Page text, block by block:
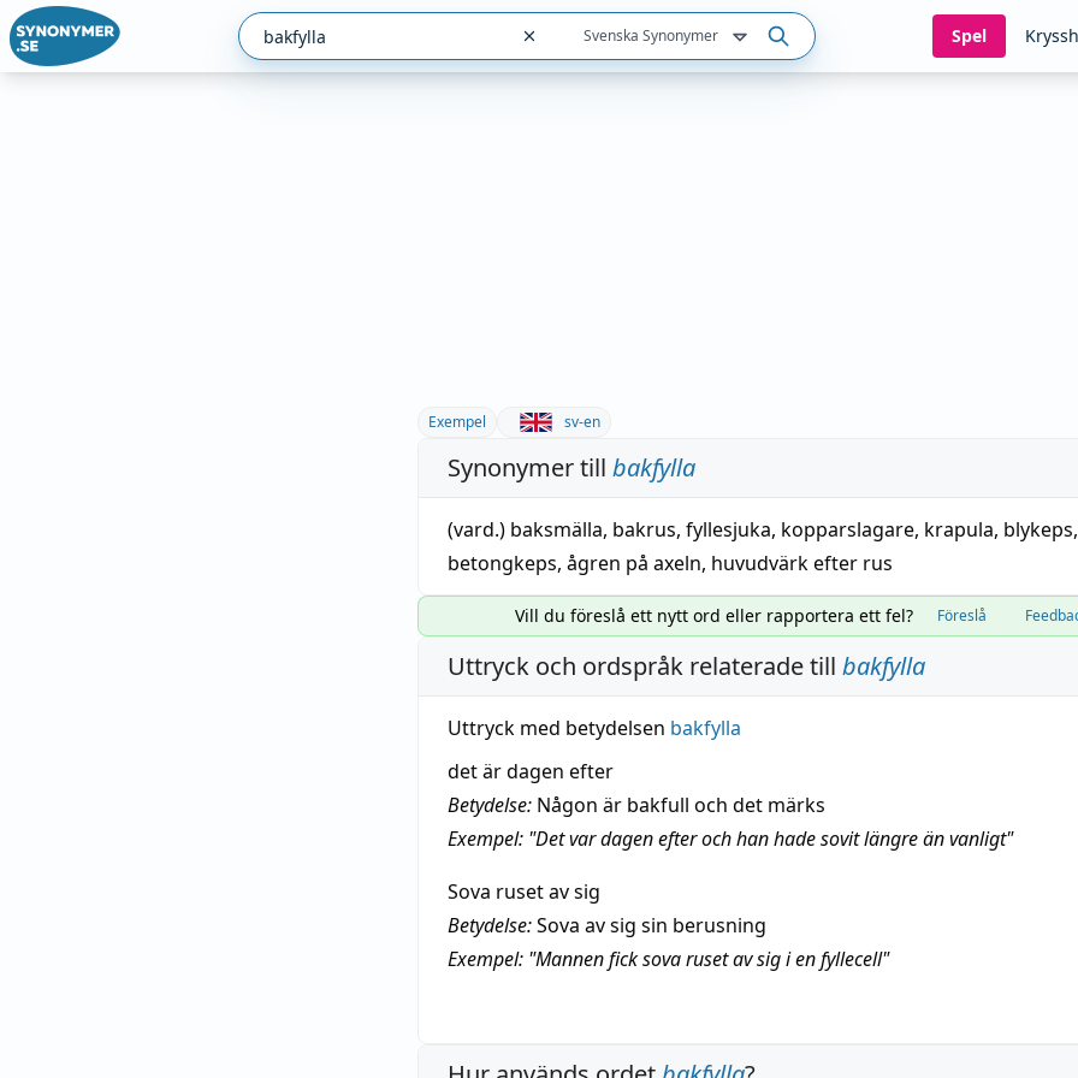
Svenska Synonymer Spel
Exempel sv-en
Synonymer till bakfylla
(vard.) baksmälla, bakrus, fyllesjuka, kopparslagare, krapula, blykeps,
betongkeps, ågren på axeln, huvudvärk efter rus
Vill du föreslå ett nytt ord eller rapportera ett fel? Föreslå
Uttryck och ordspråk relaterade till bakfylla
Uttryck med betydelsen bakfylla
det är dagen efter
Betydelse: Någon är bakfull och det märks
Exempel: "Det var dagen efter och han hade sovit längre än vanligt"
Sova ruset av sig
Betydelse:Sova av sig sin berusning
Exempel: "Mannen fick sova ruset av sig i en fyllecell"